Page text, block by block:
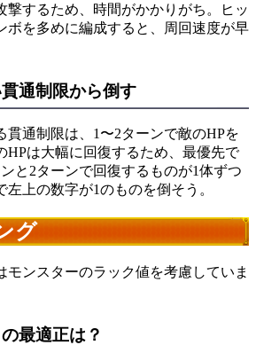
撃するため、時間がかかりがち。ヒッ
ボを多めに編成すると、周回速度が早
通制限から倒す
貫通制限は、1〜2ターンで敵のHPを
HPは大幅に回復するため、最優先で
と2ターンで回復するものが1体ずつ
上の数字が1のものを倒そう。
グ
モンスターのラック値を考慮していま
最適正は？